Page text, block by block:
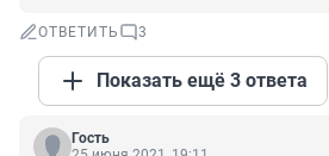
ОТВЕТИТЬ 3
Показать ещё 3 ответа
Гость